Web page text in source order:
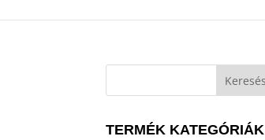
TERMÉK KATEGÓRIÁK